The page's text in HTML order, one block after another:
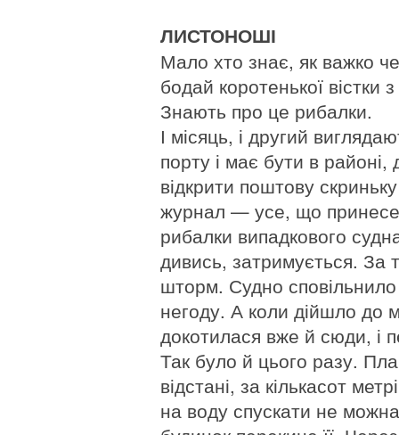
ЛИСТОНОШІ
Мало хто знає, як важко
бодай коротенької вістки
Знають про це рибалки.
І місяць, і другий
порту і має бути в
відкрити поштову
журнал — усе, що принесе
рибалки випадкового
дивись, затримується. За
шторм. Судно сповільнило
негоду. А коли дійшло до
докотилася вже й сюди, і
Так було й цього разу.
відстані, за кількасот
на воду спускати не